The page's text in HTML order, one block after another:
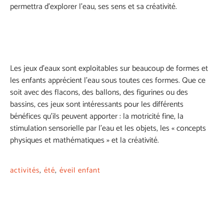
permettra d’explorer l’eau, ses sens et sa créativité.
Les jeux d’eaux sont exploitables sur beaucoup de formes et
les enfants apprécient l’eau sous toutes ces formes. Que ce
soit avec des flacons, des ballons, des figurines ou des
bassins, ces jeux sont intéressants pour les différents
bénéfices qu’ils peuvent apporter : la motricité fine, la
stimulation sensorielle par l’eau et les objets, les « concepts
physiques et mathématiques » et la créativité.
activités, été, éveil enfant